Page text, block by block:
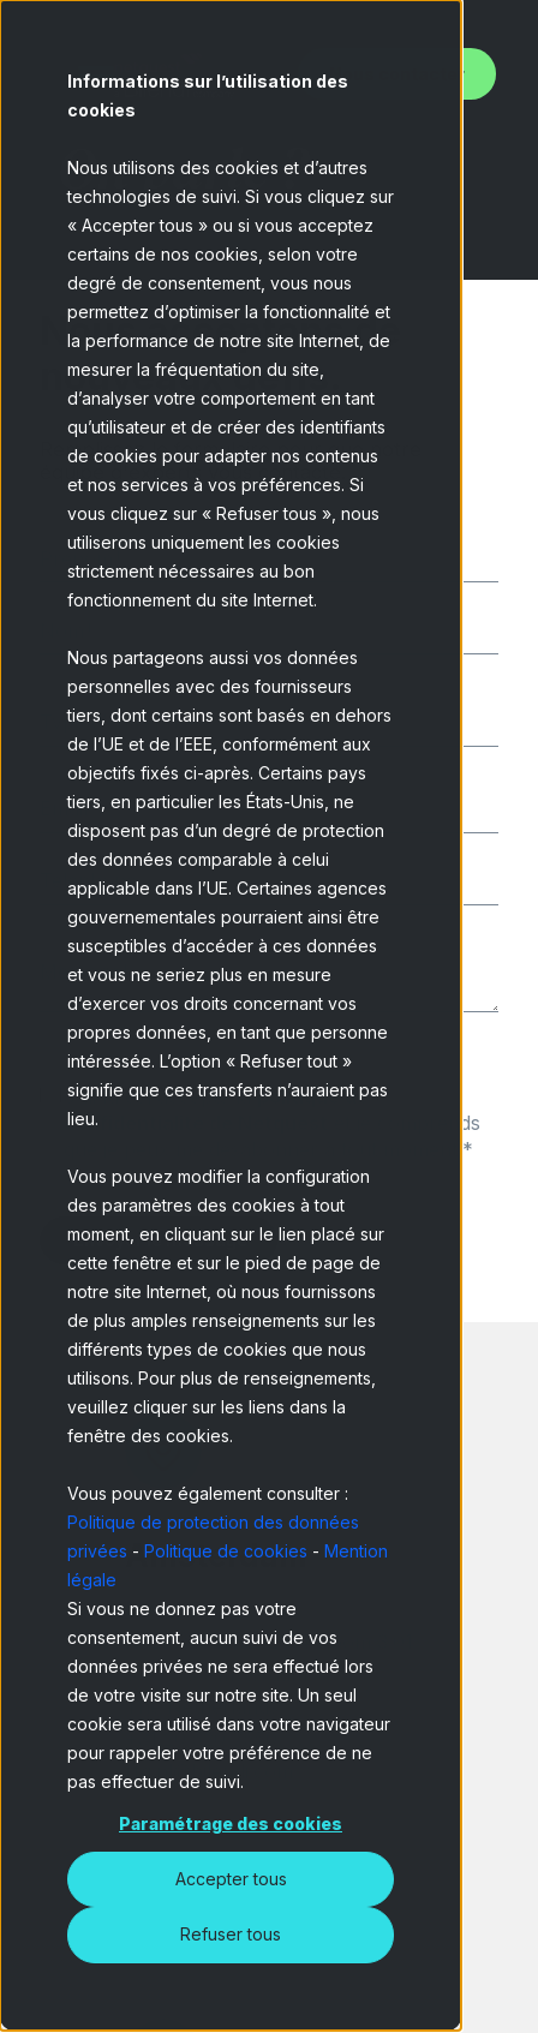
Informations sur l’utilisation des
cookies
Nous utilisons des cookies et d’autres
technologies de suivi. Si vous cliquez sur
« Accepter tous » ou si vous acceptez
certains de nos cookies, selon votre
degré de consentement, vous nous
permettez d’optimiser la fonctionnalité et
la performance de notre site Internet, de
mesurer la fréquentation du site,
d’analyser votre comportement en tant
qu’utilisateur et de créer des identifiants
de cookies pour adapter nos contenus
et nos services à vos préférences. Si
vous cliquez sur « Refuser tous », nous
utiliserons uniquement les cookies
strictement nécessaires au bon
fonctionnement du site Internet.
Nous partageons aussi vos données
personnelles avec des fournisseurs
tiers, dont certains sont basés en dehors
de l’UE et de l’EEE, conformément aux
objectifs fixés ci-après. Certains pays
tiers, en particulier les États-Unis, ne
disposent pas d’un degré de protection
des données comparable à celui
applicable dans l’UE. Certaines agences
gouvernementales pourraient ainsi être
susceptibles d’accéder à ces données
et vous ne seriez plus en mesure
d’exercer vos droits concernant vos
propres données, en tant que personne
intéressée. L’option « Refuser tout »
signifie que ces transferts n’auraient pas
lieu.
Vous pouvez modifier la configuration
des paramètres des cookies à tout
moment, en cliquant sur le lien placé sur
cette fenêtre et sur le pied de page de
notre site Internet, où nous fournissons
de plus amples renseignements sur les
différents types de cookies que nous
utilisons. Pour plus de renseignements,
veuillez cliquer sur les liens dans la
fenêtre des cookies.
Vous pouvez également consulter :
Politique de protection des données
privées - Politique de cookies - Mention
légale
Si vous ne donnez pas votre
consentement, aucun suivi de vos
données privées ne sera effectué lors
de votre visite sur notre site. Un seul
cookie sera utilisé dans votre navigateur
pour rappeler votre préférence de ne
pas effectuer de suivi.
Paramétrage des cookies
Accepter tous
Refuser tous
Nous contacter
On parle ?
Nous acceptons de
nouveaux défis.
Remplissez le formulaire pour que notre
équipe d'experts vous contacte.
J'ai lu et j'accepte lapolitique de
confidentialité de Netquest
et je comprends
*
Amsterdam
Bilendi BV
Keizersgracht 62/64 Room 3.01
1015 CS Amsterdam
The Netherlands
+31 20 520 7550
rfq.nl@bilendi.com